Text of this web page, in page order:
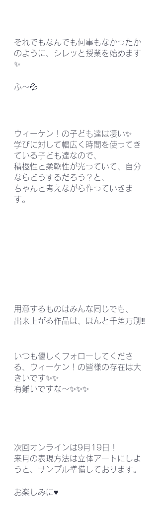
それでもなんでも何事もなかったか
のように、シレッと授業を始めます
✨
ふ～💦
ウィーケン！の子ども達は凄い✨
学びに対して幅広く時間を使ってき
ている子ども達なので、
積極性と柔軟性が光っていて、自分
ならどうするだろう？と、
ちゃんと考えながら作っていきま
す。
用意するものはみんな同じでも、
出来上がる作品は、ほんと千差万別‼️
いつも優しくフォローしてくださ
る、ウィーケン！の皆様の存在は大
きいです✨✨
有難いですな～✨✨✨
次回オンラインは9月19日！
来月の表現方法は立体アートにしよ
うと、サンプル準備しております。
お楽しみに♥️